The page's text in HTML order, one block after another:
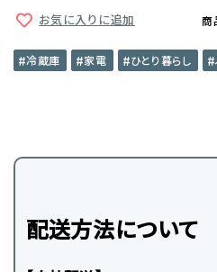
お気に入りに追加 商
冷蔵庫 家電 ひとり暮らし
配送方法について